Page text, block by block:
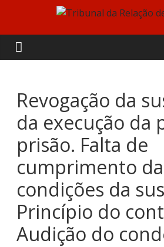
content
Tribunal
da
Relação
de
Coimbra
Revogação da
da execução da
prisão. Falta de
cumprimento
condições da
Princípio do
Audição do